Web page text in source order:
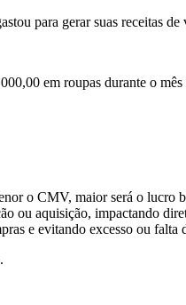
para gerar suas receitas de
em roupas durante o
o CMV, maior será o lucro
ou aquisição, impactando
e evitando excesso ou falta